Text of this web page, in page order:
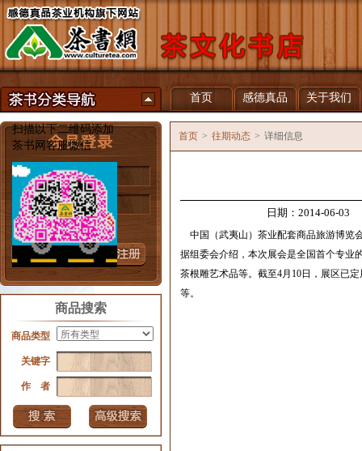
首页 感德真品 关于我们
用户名
密 码
忘记密码？
商品搜索
商品类型
关键字
作 者
首页 > 往期动态 > 详细信息
日期：2014-06-03
中国（武夷山）茶业配套商品旅游博览
据组委会介绍，本次展会是全国首个专业
茶根雕艺术品等。截至4月10日，展区已
等。
扫描以下二维码添加
茶书网客服微信